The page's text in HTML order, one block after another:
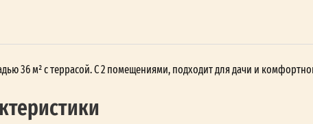
36 м² с террасой. С 2 помещениями, подходит для дачи и